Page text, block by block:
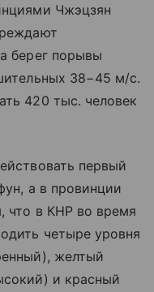
Чжэцзян
берег порывы
38−45 м/с.
420 тыс. человек
первый
а в провинции
что в КНР во время
четыре уровня
желтый
и красный